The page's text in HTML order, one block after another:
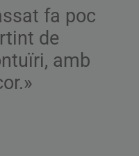
fa poc
de
amb